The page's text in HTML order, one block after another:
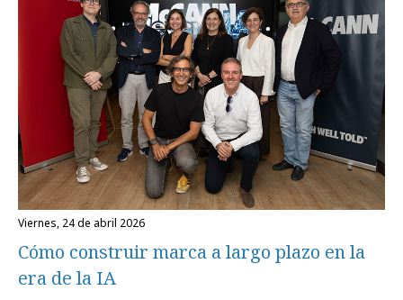
viernes, 24 de abril 2026
Cómo construir marca a largo plazo en la
era de la IA